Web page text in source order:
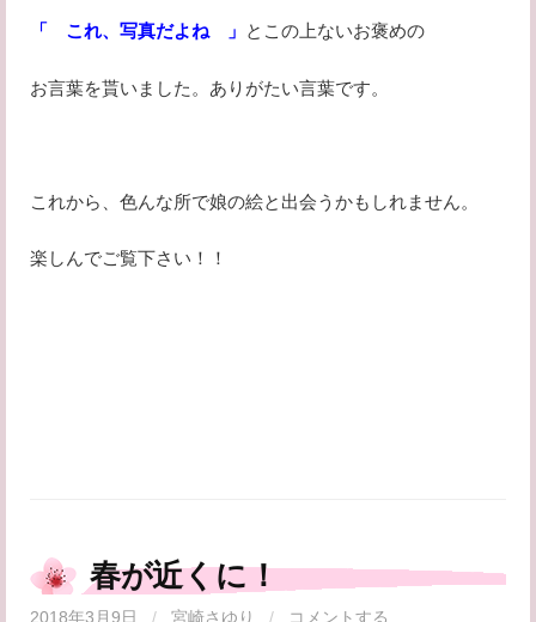
「 これ、写真だよね 」 とこの上ないお褒めの
お言葉を貰いました。ありがたい言葉です。
これから、色んな所で娘の絵と出会うかもしれません。
楽しんでご覧下さい！！
春が近くに！
2018年3月9日 / 宮崎さゆり / コメントする